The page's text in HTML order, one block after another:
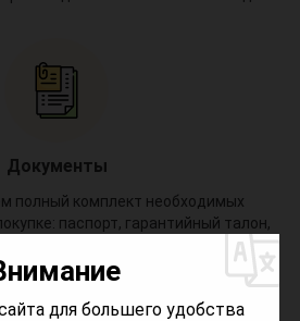
Документы
полный комплект необходимых
паспорт, гарантийный талон,
для большего удобства